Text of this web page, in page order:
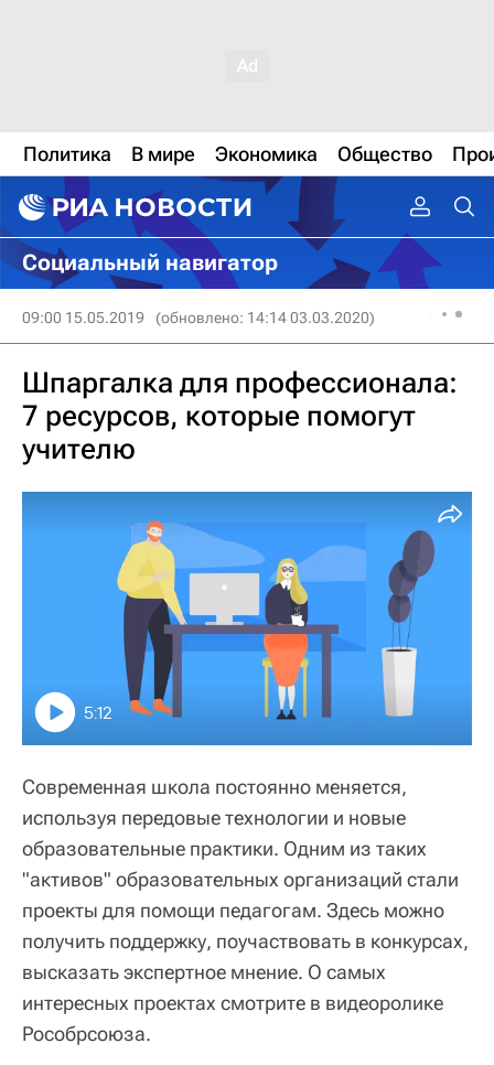
Политика В мире Экономика Общество
Социальный навигатор
09:00 15.05.2019 (обновлено: 14:14 03.03.2020)
Шпаргалка для профессионала:
7 ресурсов, которые помогут
учителю
5:12
Современная школа постоянно меняется,
используя передовые технологии и новые
образовательные практики. Одним из таких
"активов" образовательных организаций стали
проекты для помощи педагогам. Здесь можно
получить поддержку, поучаствовать в конкурсах,
высказать экспертное мнение. О самых
интересных проектах смотрите в видеоролике
Рособрсоюза.